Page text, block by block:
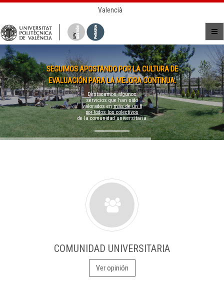
Valencià
SEGUIMOS APOSTANDO POR LA CULTURA DE
EVALUACIÓN PARA LA MEJORA CONTINUA.
Destacamos algunos
servicios que han sido
valorados enmás de un 8
por todos los colectivos
de la comunidad universitaria
COMUNIDAD UNIVERSITARIA
Ver opinión